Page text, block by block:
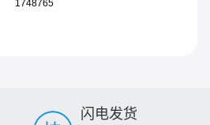
1748765
闪电发货